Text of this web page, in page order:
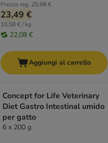
Prezzo reg. 25,98 €
23,49 €
10,58 € / kg
22,08 €
Aggiungi al carrello
Concept for Life Veterinary
Diet Gastro Intestinal umido
per gatto
6 x 200 g